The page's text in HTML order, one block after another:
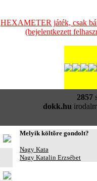
HEXAMETER játék, csak
(bejelentkezett
2857
dokk.hu
Melyik költõre gondolt?
Nagy Kata
Nagy Katalin Erzsébet